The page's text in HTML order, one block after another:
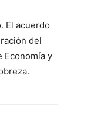
El acuerdo
del
Economía y